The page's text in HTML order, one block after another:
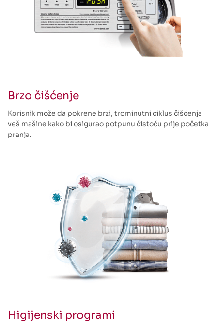
Brzo čišćenje
Korisnik može da pokrene brzi, trominutni ciklus čišćenja
veš mašine kako bi osigurao potpunu čistoću prije početka
pranja.
Higijenski programi